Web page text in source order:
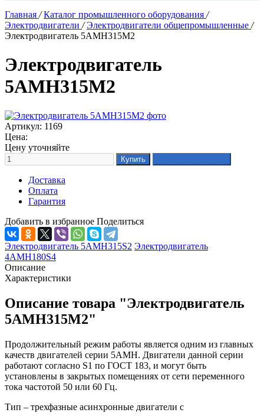
Главная / Каталог промышленного оборудования /
Электродвигатели / Электродвигатели общепромышленные /
Электродвигатель 5АМН315М2
Электродвигатель
5АМН315М2
Артикул: 1169
Цена:
Цену уточняйте
Доставка
Оплата
Гарантия
Добавить в избранное Поделиться
Электродвигатель 5АМН315S2 Электродвигатель
4АМН180S4
Описание
Характеристики
Описание товара "Электродвигатель
5АМН315М2"
Продолжительный режим работы является одним из главных
качеств двигателей серии 5АМН. Двигатели данной серии
работают согласно S1 по ГОСТ 183, и могут быть
установлены в закрытых помещениях от сети переменного
тока частотой 50 или 60 Гц.
Тип – трехфазные асинхронные двигатели с